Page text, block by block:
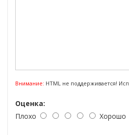
Внимание: HTML не поддерживается!
Оценка:
Плохо
Хорошо